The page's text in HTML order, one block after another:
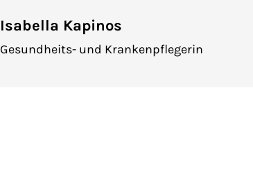
Isabella Kapinos
Gesundheits- und Krankenpflegerin